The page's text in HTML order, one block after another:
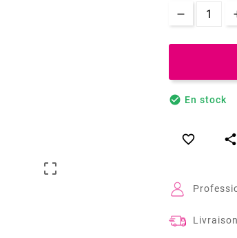

 En stock
 